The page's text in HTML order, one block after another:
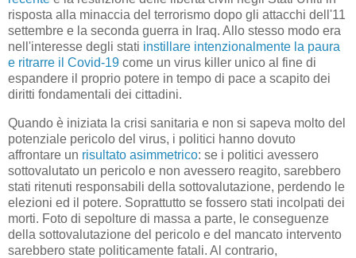
risposta alla minaccia del terrorismo dopo gli attacchi dell'11
settembre e la seconda guerra in Iraq. Allo stesso modo era
nell'interesse degli stati instillare intenzionalmente la paura
e ritrarre il Covid-19 come un virus killer unico al fine di
espandere il proprio potere in tempo di pace a scapito dei
diritti fondamentali dei cittadini.
Quando è iniziata la crisi sanitaria e non si sapeva molto del
potenziale pericolo del virus, i politici hanno dovuto
affrontare un risultato asimmetrico: se i politici avessero
sottovalutato un pericolo e non avessero reagito, sarebbero
stati ritenuti responsabili della sottovalutazione, perdendo le
elezioni ed il potere. Soprattutto se fossero stati incolpati dei
morti. Foto di sepolture di massa a parte, le conseguenze
della sottovalutazione del pericolo e del mancato intervento
sarebbero state politicamente fatali. Al contrario,